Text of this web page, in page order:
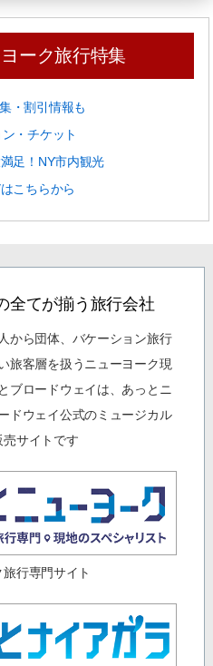
ーク旅行特集
・割引情報も
・チケット
足！NY市内観光
こちらから
全てが揃う旅行会社
から団体、バケーション旅行
旅客層を扱うニューヨーク現
ブロードウェイは、あっとニ
ドウェイ公式のミュージカル
売サイトです
行専門サイト